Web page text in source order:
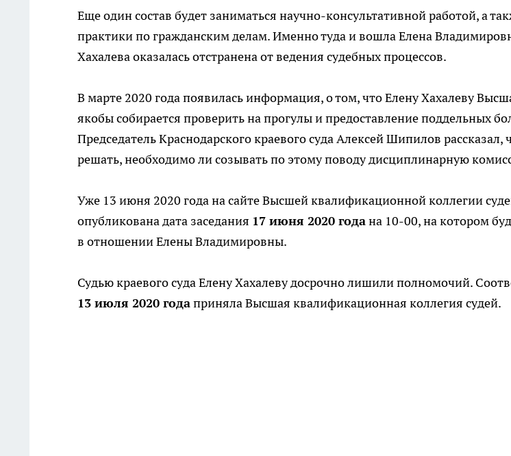
Еще один состав будет заниматься научно-консультативной работой, а
практики по гражданским делам. Именно туда и вошла Елена
Хахалева оказалась отстранена от ведения судебных процессов.
В марте 2020 года появилась информация, о том, что Елену Хахалеву
якобы собирается проверить на прогулы и предоставление поддельных
Председатель Краснодарского краевого суда Алексей Шипилов рассказал,
решать, необходимо ли созывать по этому поводу дисциплинарную
Уже 13 июня 2020 года на сайте Высшей квалификационной коллегии
опубликована дата заседания 17 июня 2020 годана 10-00, на котором
в отношении Елены Владимировны.
Судью краевого суда Елену Хахалеву досрочно лишили полномочий.
13 июля 2020 годаприняла Высшая квалификационная коллегия судей.